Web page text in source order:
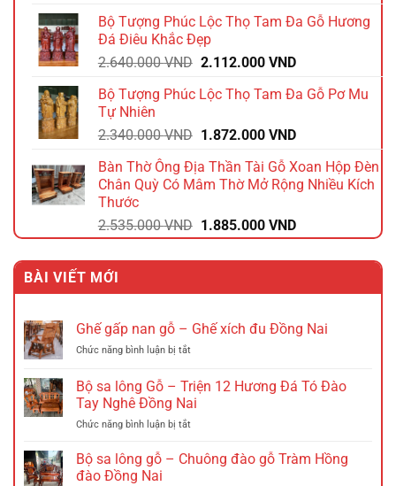
là:
1.740.000 VND.
tại
1.392.000 VND.
Bộ Tượng Phúc Lộc Thọ Tam Đa Gỗ Hương
Đá Điêu Khắc Đẹp
2.640.000VND Giá
là:
2.112.000 VNDGiá
tại
2.112.000 VND.
Bộ Tượng Phúc Lộc Thọ Tam Đa Gỗ Pơ Mu
Tự Nhiên
2.340.000VND Giá
là:
2.340.000 VND.
1.872.000 VNDGiá
tại
là:
Bàn Thờ Ông Địa Thần Tài Gỗ Xoan Hộp Đèn
Chân Quỳ Có Mâm Thờ Mở Rộng Nhiều Kích
Thước
2.535.000VND Giá
gốc
là:
1.885.000 VNDGiá
hiện
tại
1.885.000 VND.
BÀI VIẾT MỚI
Ghế gấp nan gỗ – Ghế xích đu Đồng Nai
Chức năng bình luận bị tắtở
gấp
nan
gỗ
–
xích
Bộ sa lông Gỗ – Triện 12 Hương Đá Tó Đào
Tay Nghê Đồng Nai
Chức năng bình luận bị tắtở
sa
Bộ sa lông gỗ – Chuông đào gỗ Tràm Hồng
đào Đồng Nai